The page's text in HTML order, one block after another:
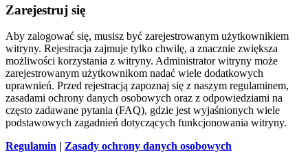
Zarejestruj się
Aby zalogować się, musisz być zarejestrowanym użytkownikiem
witryny. Rejestracja zajmuje tylko chwilę, a znacznie zwiększa
możliwości korzystania z witryny. Administrator witryny może
zarejestrowanym użytkownikom nadać wiele dodatkowych
uprawnień. Przed rejestracją zapoznaj się z naszym regulaminem,
zasadami ochrony danych osobowych oraz z odpowiedziami na
często zadawane pytania (FAQ), gdzie jest wyjaśnionych wiele
podstawowych zagadnień dotyczących funkcjonowania witryny.
Regulamin | Zasady ochrony danych osobowych